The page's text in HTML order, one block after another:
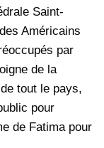
Saint-
Américains
par
de la
tout le pays,
pour
de Fatima pour